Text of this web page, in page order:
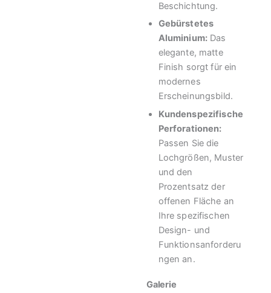
Beschichtung.
Gebürstetes
Aluminium: Das
elegante, matte
Finish sorgt für ein
modernes
Erscheinungsbild.
Kundenspezifische
Perforationen:
Passen Sie die
Lochgrößen, Muster
und den
Prozentsatz der
offenen Fläche an
Ihre spezifischen
Design- und
Funktionsanforderu
ngen an.
Galerie